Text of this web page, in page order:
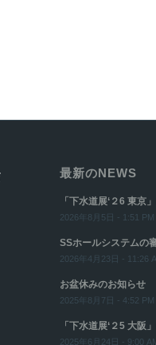
最新のNEWS
「下水道展‘２6 東京
2026年8月5日 - 1:51 PM
SSホールシステムの
2026年4月23日 - 11:26
お盆休みのお知らせ
2025年8月7日 - 4:52 PM
「下水道展‘２5 大阪
2025年6月24日 - 9:00